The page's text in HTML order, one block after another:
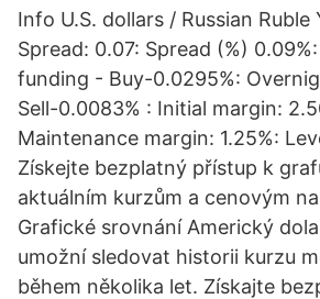
Info U.S. dollars / Russian Ruble
Spread: 0.07: Spread (%)
funding - Buy-0.0295%:
Sell-0.0083% : Initial margin:
Maintenance margin: 1.25%:
Získejte bezplatný přístup k
aktuálním kurzům a cenovým
Grafické srovnání Americký
umožní sledovat historii kurzu
během několika let. Získajte